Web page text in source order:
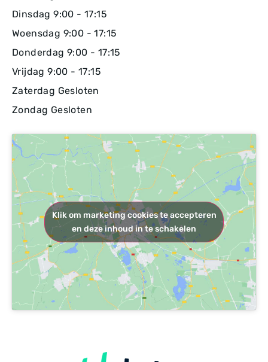
Dinsdag 9:00 - 17:15
Woensdag 9:00 - 17:15
Donderdag 9:00 - 17:15
Vrijdag 9:00 - 17:15
Zaterdag Gesloten
Zondag Gesloten
Klik om marketing cookies te accepteren
en deze inhoud in te schakelen